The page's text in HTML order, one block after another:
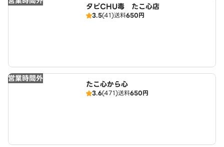
タピCHU毒 たこ心店
3.5(41)送料650円
営業時間外
たこ心から心
3.6(471)送料650円